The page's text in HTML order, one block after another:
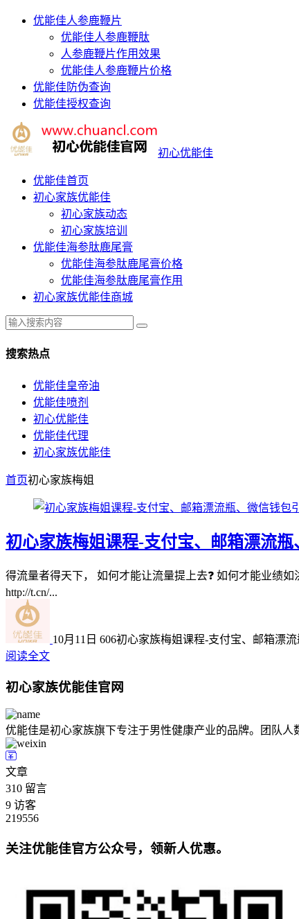
优能佳人参鹿鞭片
优能佳人参鹿鞭肽
人参鹿鞭片作用效果
优能佳人参鹿鞭片价格
优能佳防伪查询
优能佳授权查询
初心优能佳
优能佳首页
初心家族优能佳
初心家族动态
初心家族培训
优能佳海参肽鹿尾膏
优能佳海参肽鹿尾膏价格
优能佳海参肽鹿尾膏作用
初心家族优能佳商城
搜索热点
优能佳皇帝油
优能佳喷剂
初心优能佳
优能佳代理
初心家族优能佳
首页初心家族梅姐
初心家族梅姐课程-支付宝、邮箱漂流
得流量者得天下， 如何才能让流量提上去❓ 如何才能业绩
http://t.cn/...
10月11日 606初心家族梅姐课程-支付宝、邮箱漂
阅读全文
初心家族优能佳官网
优能佳是初心家族旗下专注于男性健康产业的品牌。团队人
文章
310 留言
9 访客
219556
关注优能佳官方公众号，领新人优惠。